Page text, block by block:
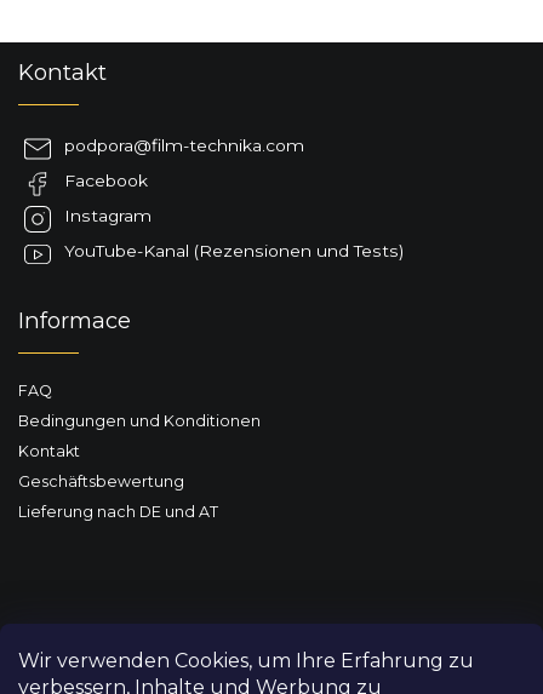
Wir verwenden Cookies, um Ihre Erfahrung zu
verbessern, Inhalte und Werbung zu
Kontakt
podpora@film-technika.com
Facebook
Instagram
YouTube-Kanal (Rezensionen und Tests)
Informace
FAQ
Bedingungen und Konditionen
Kontakt
Geschäftsbewertung
Lieferung nach DE und AT